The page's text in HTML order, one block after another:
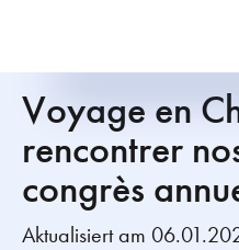
Voyage en
rencontrer
congrès
Aktualisiert am